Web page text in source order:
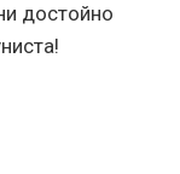
достойно